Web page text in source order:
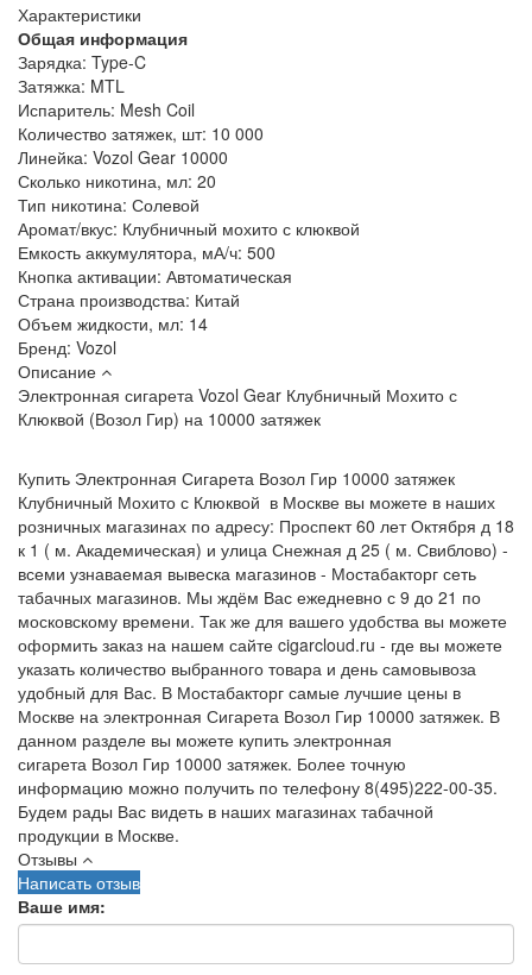
Характеристики
Общая информация
Зарядка: Type-C
Затяжка: MTL
Испаритель: Mesh Coil
Количество затяжек, шт: 10 000
Линейка: Vozol Gear 10000
Сколько никотина, мл: 20
Тип никотина: Солевой
Аромат/вкус: Клубничный мохито с клюквой
Емкость аккумулятора, мА/ч: 500
Кнопка активации: Автоматическая
Страна производства: Китай
Объем жидкости, мл: 14
Бренд: Vozol
Описание
Электронная сигарета Vozol Gear Клубничный Мохито с
Клюквой (Возол Гир) на 10000 затяжек
Купить Электронная Сигарета Возол Гир 10000 затяжек
Клубничный Мохито с Клюквой в Москве вы можете в наших
розничных магазинах по адресу: Проспект 60 лет Октября д 18
к 1 ( м. Академическая) и улица Снежная д 25 ( м. Свиблово) -
всеми узнаваемая вывеска магазинов - Мостабакторг сеть
табачных магазинов. Мы ждём Вас ежедневно с 9 до 21 по
московскому времени. Так же для вашего удобства вы можете
оформить заказ на нашем сайте cigarcloud.ru - где вы можете
указать количество выбранного товара и день самовывоза
удобный для Вас. В Мостабакторг самые лучшие цены в
Москве на электронная Сигарета Возол Гир 10000 затяжек. В
данном разделе вы можете купить электронная
сигарета Возол Гир 10000 затяжек. Более точную
информацию можно получить по телефону 8(495)222-00-35.
Будем рады Вас видеть в наших магазинах табачной
продукции в Москве.
Отзывы
Написать отзыв
Ваше имя: